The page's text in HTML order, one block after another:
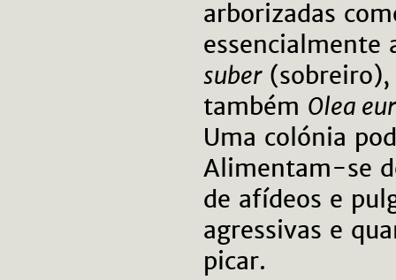
arborizadas
suber(sobreiro),
também Olea
Uma colónia
Alimentam-se
de afídeos e
agressivas e
picar.